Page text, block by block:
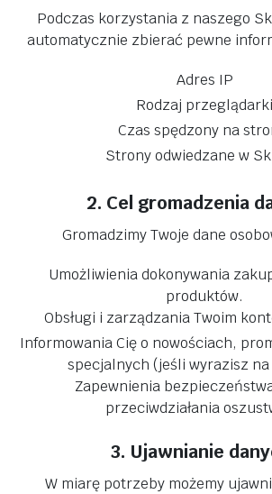
Podczas korzystania z naszego
automatycznie zbierać pewne
Adres IP
Rodzaj przeglądarki
Czas spędzony na
Strony odwiedzane w
2. Cel gromadzenia
Gromadzimy Twoje dane
Umożliwienia dokonywania
produktów.
Obsługi i zarządzania Twoim
Informowania Cię o nowościach,
specjalnych (jeśli wyrazisz na
Zapewnienia
przeciwdziałania
3. Ujawnianie
W miarę potrzeby możemy